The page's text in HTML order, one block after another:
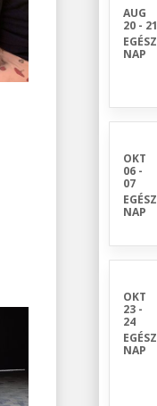
AUG
20 - 21
EGÉSZ
NAP
OKT
06 -
07
EGÉSZ
NAP
OKT
23 -
24
EGÉSZ
NAP